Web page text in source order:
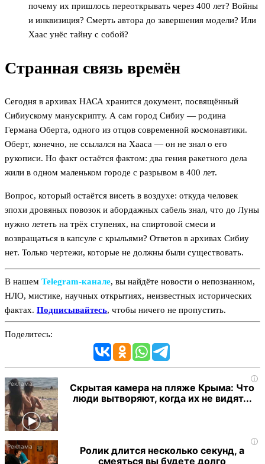
почему их пришлось переоткрывать через 400 лет? Войны
и инквизиция? Смерть автора до завершения модели? Или
Хаас унёс тайну с собой?
Странная связь времён
Сегодня в архивах НАСА хранится документ, посвящённый
Сибиускому манускрипту. А сам город Сибиу — родина
Германа Оберта, одного из отцов современной космонавтики.
Оберт, конечно, не ссылался на Хааса — он не знал о его
рукописи. Но факт остаётся фактом: два гения ракетного дела
жили в одном маленьком городе с разрывом в 400 лет.
Вопрос, который остаётся висеть в воздухе: откуда человек
эпохи дровяных повозок и абордажных сабель знал, что до Луны
нужно лететь на трёх ступенях, на спиртовой смеси и
возвращаться в капсуле с крыльями? Ответов в архивах Сибиу
нет. Только чертежи, которые не должны были существовать.
В нашем Telegram‑канале, вы найдёте новости о непознанном,
НЛО, мистике, научных открытиях, неизвестных исторических
фактах. Подписывайтесь, чтобы ничего не пропустить.
Поделитесь:
i
Скрытая камера на пляже Крыма: Что
люди вытворяют, когда их не видят...
i
Ролик длится несколько секунд, а
смеяться вы будете долго